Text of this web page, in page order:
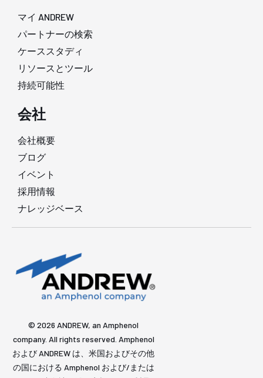
マイ ANDREW
パートナーの検索
ケーススタディ
リソースとツール
持続可能性
会社
会社概要
ブログ
イベント
採用情報
ナレッジベース
© 2026 ANDREW, an Amphenol
company. All rights reserved. Amphenol
および ANDREW は、米国およびその他
の国における Amphenol および/または